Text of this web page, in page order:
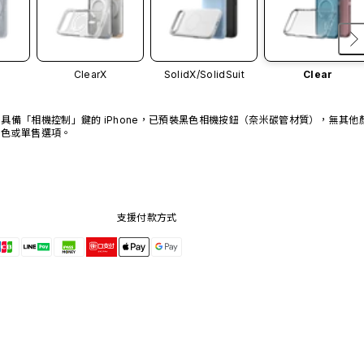
ClearX SolidX/SolidSuit Clear
具備「相機控制」鍵的 iPhone，已預裝黑色相機按鈕（奈米碳管材質），無其他
色或單售選項。
支援付款方式